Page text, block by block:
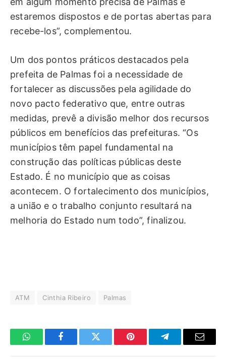
estaremos dispostos e de portas abertas para
recebe-los”, complementou.
Um dos pontos práticos destacados pela
prefeita de Palmas foi a necessidade de
fortalecer as discussões pela agilidade do
novo pacto federativo que, entre outras
medidas, prevê a divisão melhor dos recursos
públicos em benefícios das prefeituras. “Os
municípios têm papel fundamental na
construção das políticas públicas deste
Estado. É no município que as coisas
acontecem. O fortalecimento dos municípios,
a união e o trabalho conjunto resultará na
melhoria do Estado num todo”, finalizou.
ATM Cinthia Ribeiro Palmas
WhatsAppFacebookTwitter Pinterest TelegramaE-